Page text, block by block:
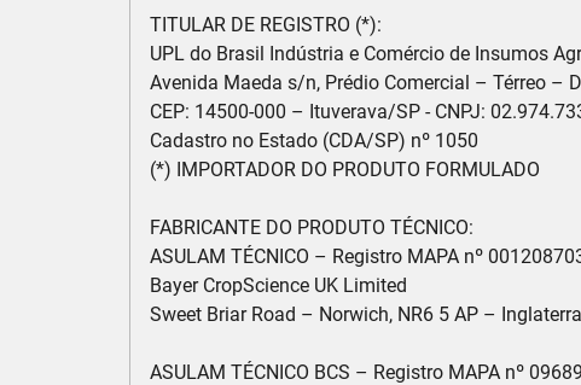
TITULAR DE REGISTRO (*):
UPL do Brasil Indústria e Comércio de Insumos
Avenida Maeda s/n, Prédio Comercial – Térreo –
CEP: 14500-000 – Ituverava/SP - CNPJ:
Cadastro no Estado (CDA/SP) nº 1050
(*) IMPORTADOR DO PRODUTO FORMULADO
FABRICANTE DO PRODUTO TÉCNICO:
ASULAM TÉCNICO – Registro MAPA nº
Bayer CropScience UK Limited
Sweet Briar Road – Norwich, NR6 5 AP – Inglaterra
ASULAM TÉCNICO BCS – Registro MAPA nº